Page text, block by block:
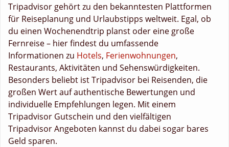
Tripadvisor gehört zu den bekanntesten Plattformen
für Reiseplanung und Urlaubstipps weltweit. Egal, ob
du einen Wochenendtrip planst oder eine große
Fernreise – hier findest du umfassende
Informationen zu Hotels, Ferienwohnungen,
Restaurants, Aktivitäten und Sehenswürdigkeiten.
Besonders beliebt ist Tripadvisor bei Reisenden, die
großen Wert auf authentische Bewertungen und
individuelle Empfehlungen legen. Mit einem
Tripadvisor Gutschein und den vielfältigen
Tripadvisor Angeboten kannst du dabei sogar bares
Geld sparen.